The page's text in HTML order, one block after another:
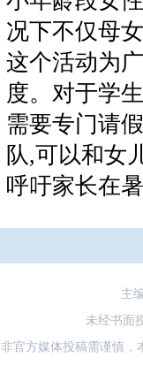
况下不仅母
这个活动为
度。对于学
需要专门请
队,可以和女
呼吁家长在
主
未经书面
非官方媒体投稿需谨慎，